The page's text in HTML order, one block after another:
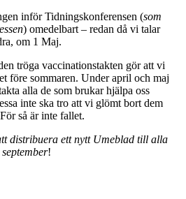
inför Tidningskonferensen (som
) omedelbart – redan då vi talar
om 1 Maj.
tröga vaccinationstakten gör att vi
före sommaren. Under april och maj
alla de som brukar hjälpa oss
inte ska tro att vi glömt bort dem
så är inte fallet.
distribuera ett nytt Umeblad till alla
!